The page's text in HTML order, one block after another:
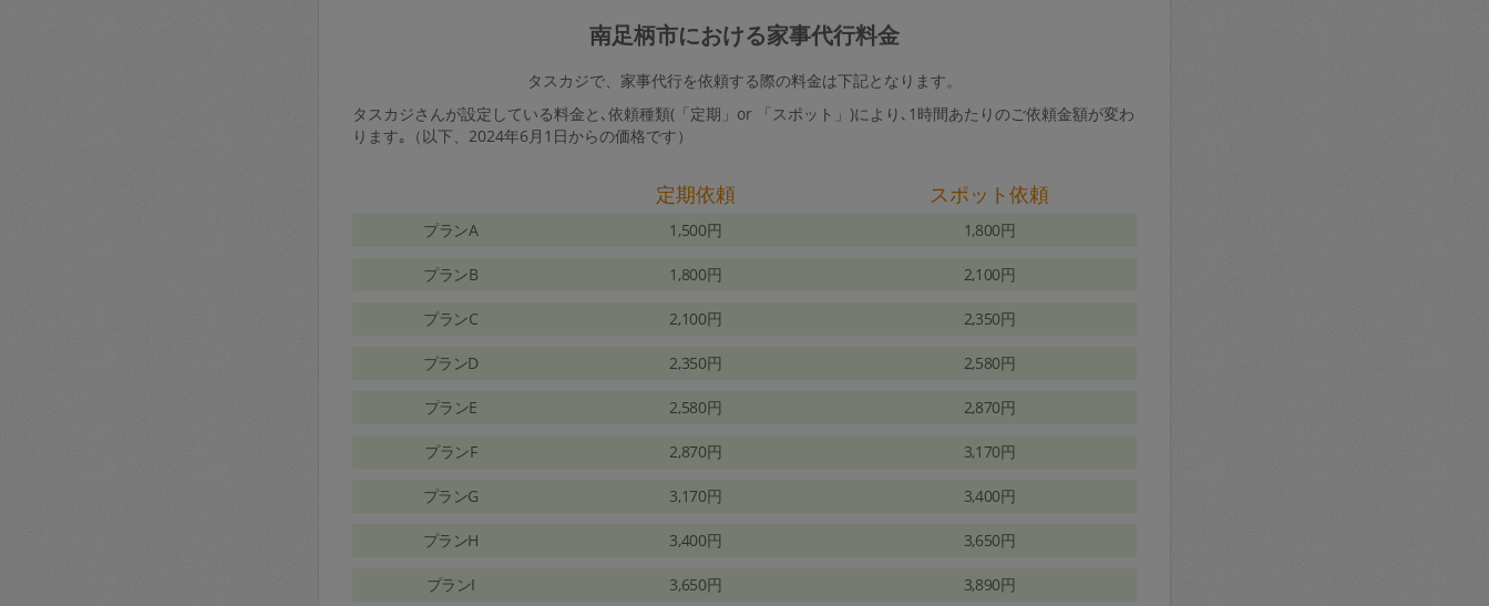
南足柄市における家事代行料金
タスカジで、家事代行を依頼する際の料金は下記となります。
タスカジさんが設定している料金と､依頼種類(「定期」or 「スポット」)により､1時間あたりのご依頼金額が変わ
ります｡（以下、2024年6月1日からの価格です）
定期依頼 スポット依頼
プランA 1,500円 1,800円
プランB 1,800円 2,100円
プランC 2,100円 2,350円
プランD 2,350円 2,580円
プランE 2,580円 2,870円
プランF 2,870円 3,170円
プランG 3,170円 3,400円
プランH 3,400円 3,650円
プランI 3,650円 3,890円